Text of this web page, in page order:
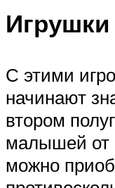
Игрушки
С этими
начинают
втором
малышей от
можно